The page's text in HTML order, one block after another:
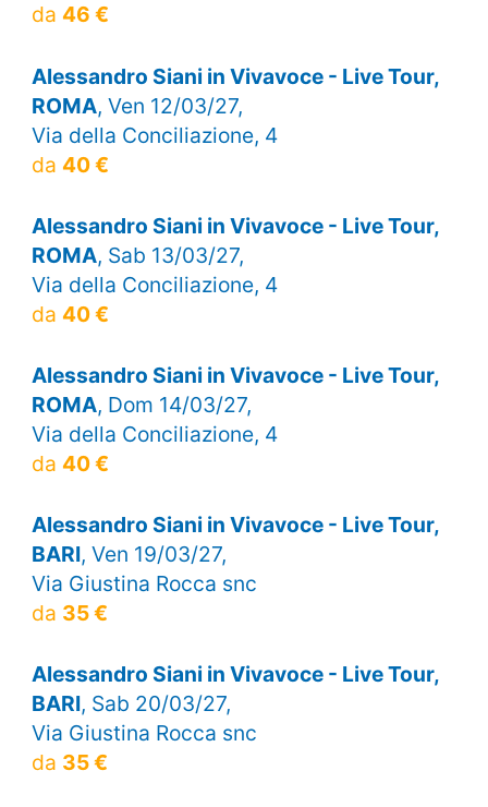
da 46 €
Alessandro Siani in Vivavoce - Live Tour,
ROMA, Ven 12/03/27,
Via della Conciliazione, 4
da 40 €
Alessandro Siani in Vivavoce - Live Tour,
ROMA, Sab 13/03/27,
Via della Conciliazione, 4
da 40 €
Alessandro Siani in Vivavoce - Live Tour,
ROMA, Dom 14/03/27,
Via della Conciliazione, 4
da 40 €
Alessandro Siani in Vivavoce - Live Tour,
BARI, Ven 19/03/27,
Via Giustina Rocca snc
da 35 €
Alessandro Siani in Vivavoce - Live Tour,
BARI, Sab 20/03/27,
Via Giustina Rocca snc
da 35 €